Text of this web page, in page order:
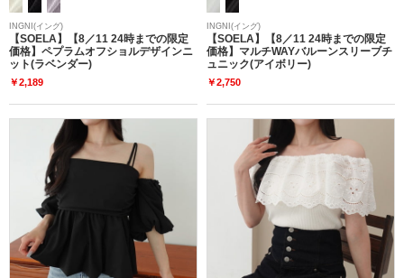
INGNI(イング)
【SOELA】【8／11 24時までの限定
価格】ペプラムオフショルデザインニ
ット(ラベンダー)
￥2,189
INGNI(イング)
【SOELA】【8／11 24時までの限定
価格】マルチWAYバルーンスリーブチ
ュニック(アイボリー)
￥2,750